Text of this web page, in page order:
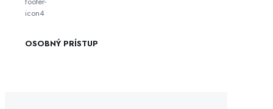
OSOBNÝ PRÍSTUP